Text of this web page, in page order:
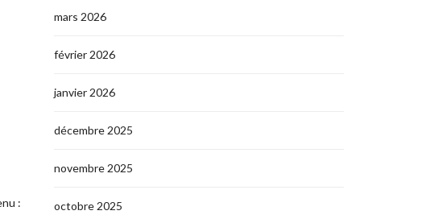
:
mars 2026
février 2026
janvier 2026
décembre 2025
novembre 2025
octobre 2025